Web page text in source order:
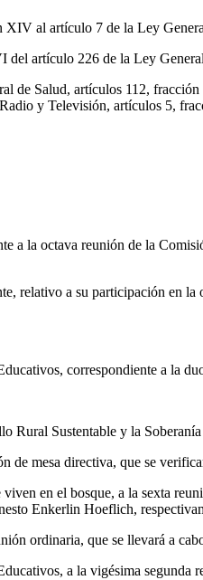
XIV al artículo 7 de la Ley
del artículo 226 de la Ley
de Salud, artículos 112,
y Televisión, artículos 5,
a la octava reunión de la
relativo a su participación en
correspondiente a la
Rural Sustentable y la
mesa directiva, que se
en el bosque, a la sexta
Enkerlin Hoeflich,
ordinaria, que se llevará a
a la vigésima segunda